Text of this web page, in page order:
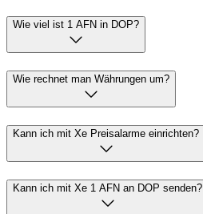
Wie viel ist 1 AFN in DOP?
Wie rechnet man Währungen um?
Kann ich mit Xe Preisalarme einrichten?
Kann ich mit Xe 1 AFN an DOP senden?